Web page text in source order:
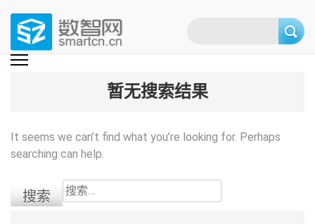
content
(Press
数智网
智能家居第一资讯门户 | 智能家居系统，智能家居产品，智能家居解决方
暂无搜索结果
It seems we can’t find what you’re looking for. Perhaps
searching can help.
搜
索：